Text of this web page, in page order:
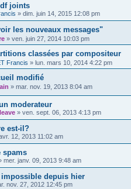
joints
» dim. juin 14, 2015 12:08 pm
les nouveaux messages"
» ven. juin 27, 2014 10:03 pm
classées par compositeur
Francis » lun. mars 10, 2014 4:22 pm
modifié
» mar. nov. 19, 2013 8:04 am
moderateur
» ven. sept. 06, 2013 4:13 pm
est-il?
12, 2013 11:02 am
spams
mer. janv. 09, 2013 9:48 am
depuis hier
nov. 27, 2012 12:45 pm